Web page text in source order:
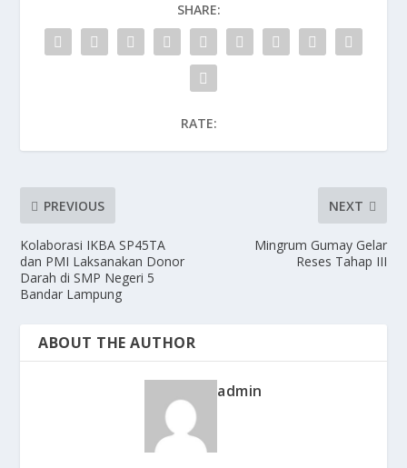
SHARE:
RATE:
PREVIOUS
Kolaborasi IKBA SP45TA
dan PMI Laksanakan Donor
Darah di SMP Negeri 5
Bandar Lampung
NEXT
Mingrum Gumay Gelar
Reses Tahap III
ABOUT THE AUTHOR
admin